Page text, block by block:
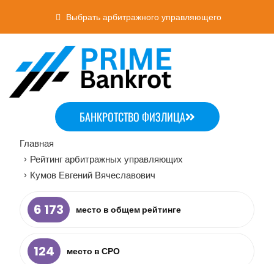
Выбрать арбитражного управляющего
БАНКРОТСТВО ФИЗЛИЦА
Главная
> Рейтинг арбитражных управляющих
> Кумов Евгений Вячеславович
6 173 место в общем рейтинге
124
место в СРО